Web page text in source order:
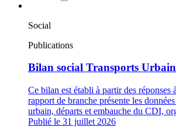
Social
Publications
Bilan social Transports
Ce bilan est établi à partir des
rapport de branche présente les
urbain, départs et embauche du CDI,
Publié le 31 juillet 2026